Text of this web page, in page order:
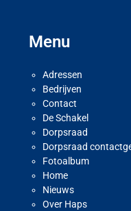
Menu
Adressen
Bedrijven
Contact
De Schakel
Dorpsraad
Dorpsraad
Fotoalbum
Home
Nieuws
Over Haps